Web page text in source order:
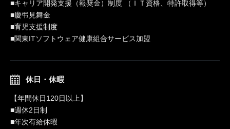
■キャリア開発支援（報奨金）制度 （ＩＴ資格、特許取得等）
■慶弔見舞金
■育児支援制度
■関東ITソフトウェア健康組合サービス加盟
休日・休暇
【年間休日120日以上】
■週休2日制
■年次有給休暇